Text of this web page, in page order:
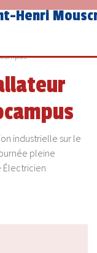
Henri
industrielle sur le
pleine
Électricien